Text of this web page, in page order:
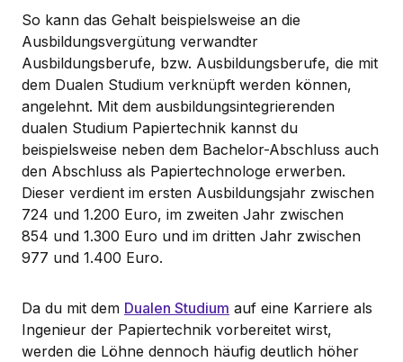
So kann das Gehalt beispielsweise an die
Ausbildungsvergütung verwandter
Ausbildungsberufe, bzw. Ausbildungsberufe, die mit
dem Dualen Studium verknüpft werden können,
angelehnt. Mit dem ausbildungsintegrierenden
dualen Studium Papiertechnik kannst du
beispielsweise neben dem Bachelor-Abschluss auch
den Abschluss als Papiertechnologe erwerben.
Dieser verdient im ersten Ausbildungsjahr zwischen
724 und 1.200 Euro, im zweiten Jahr zwischen
854 und 1.300 Euro und im dritten Jahr zwischen
977 und 1.400 Euro.
Da du mit dem Dualen Studium auf eine Karriere als
Ingenieur der Papiertechnik vorbereitet wirst,
werden die Löhne dennoch häufig deutlich höher